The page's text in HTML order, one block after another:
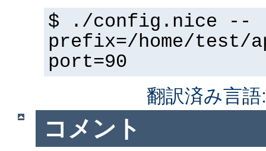
$ ./config.nice --
prefix=/home/test/
port=90
翻訳済み言
コメント